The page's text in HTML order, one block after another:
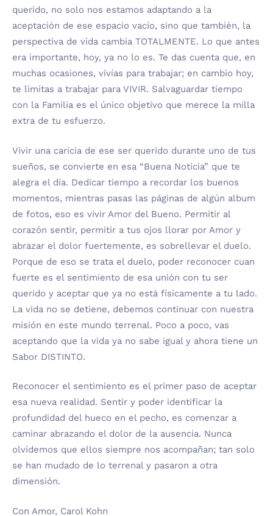
querido, no solo nos estamos adaptando a la
aceptación de ese espacio vacío, sino que también, la
perspectiva de vida cambia TOTALMENTE. Lo que antes
era importante, hoy, ya no lo es. Te das cuenta que, en
muchas ocasiones, vivías para trabajar; en cambio hoy,
te limitas a trabajar para VIVIR. Salvaguardar tiempo
con la Familia es el único objetivo que merece la milla
extra de tu esfuerzo.
Vivir una caricia de ese ser querido durante uno de tus
sueños, se convierte en esa “Buena Noticia” que te
alegra el día. Dedicar tiempo a recordar los buenos
momentos, mientras pasas las páginas de algún album
de fotos, eso es vivir Amor del Bueno. Permitir al
corazón sentir, permitir a tus ojos llorar por Amor y
abrazar el dolor fuertemente, es sobrellevar el duelo.
Porque de eso se trata el duelo, poder reconocer cuan
fuerte es el sentimiento de esa unión con tu ser
querido y aceptar que ya no está físicamente a tu lado.
La vida no se detiene, debemos continuar con nuestra
misión en este mundo terrenal. Poco a poco, vas
aceptando que la vida ya no sabe igual y ahora tiene un
Sabor DISTINTO.
Reconocer el sentimiento es el primer paso de aceptar
esa nueva realidad. Sentir y poder identificar la
profundidad del hueco en el pecho, es comenzar a
caminar abrazando el dolor de la ausencia. Nunca
olvidemos que ellos siempre nos acompañan; tan solo
se han mudado de lo terrenal y pasaron a otra
dimensión.
Con Amor, Carol Kohn